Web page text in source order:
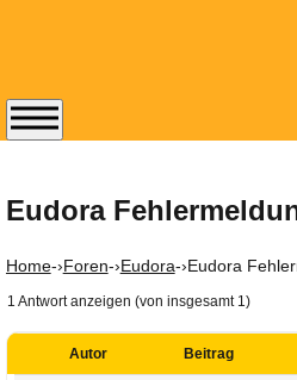
Eudora
Home-›Foren-›Eudora-›Eudora
1 Antwort anzeigen (von insgesamt 1)
Autor Beitrag
Abonnieren Sie den
erscheinenden
Mailhilfe.de
Der ständig aktuelle
Tipps zu Thema